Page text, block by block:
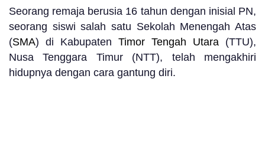
Seorang remaja berusia 16 tahun dengan inisial PN,
seorang siswi salah satu Sekolah Menengah Atas
(SMA) di Kabupaten Timor Tengah Utara (TTU),
Nusa Tenggara Timur (NTT), telah mengakhiri
hidupnya dengan cara gantung diri.